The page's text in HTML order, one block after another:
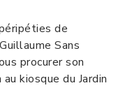
de
Sans
procurer son
kiosque du Jardin